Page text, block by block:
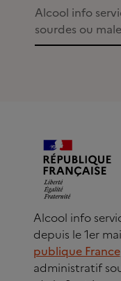
Alcool info
sourdes ou
Alcool info
depuis le 1er
publique France
administratif